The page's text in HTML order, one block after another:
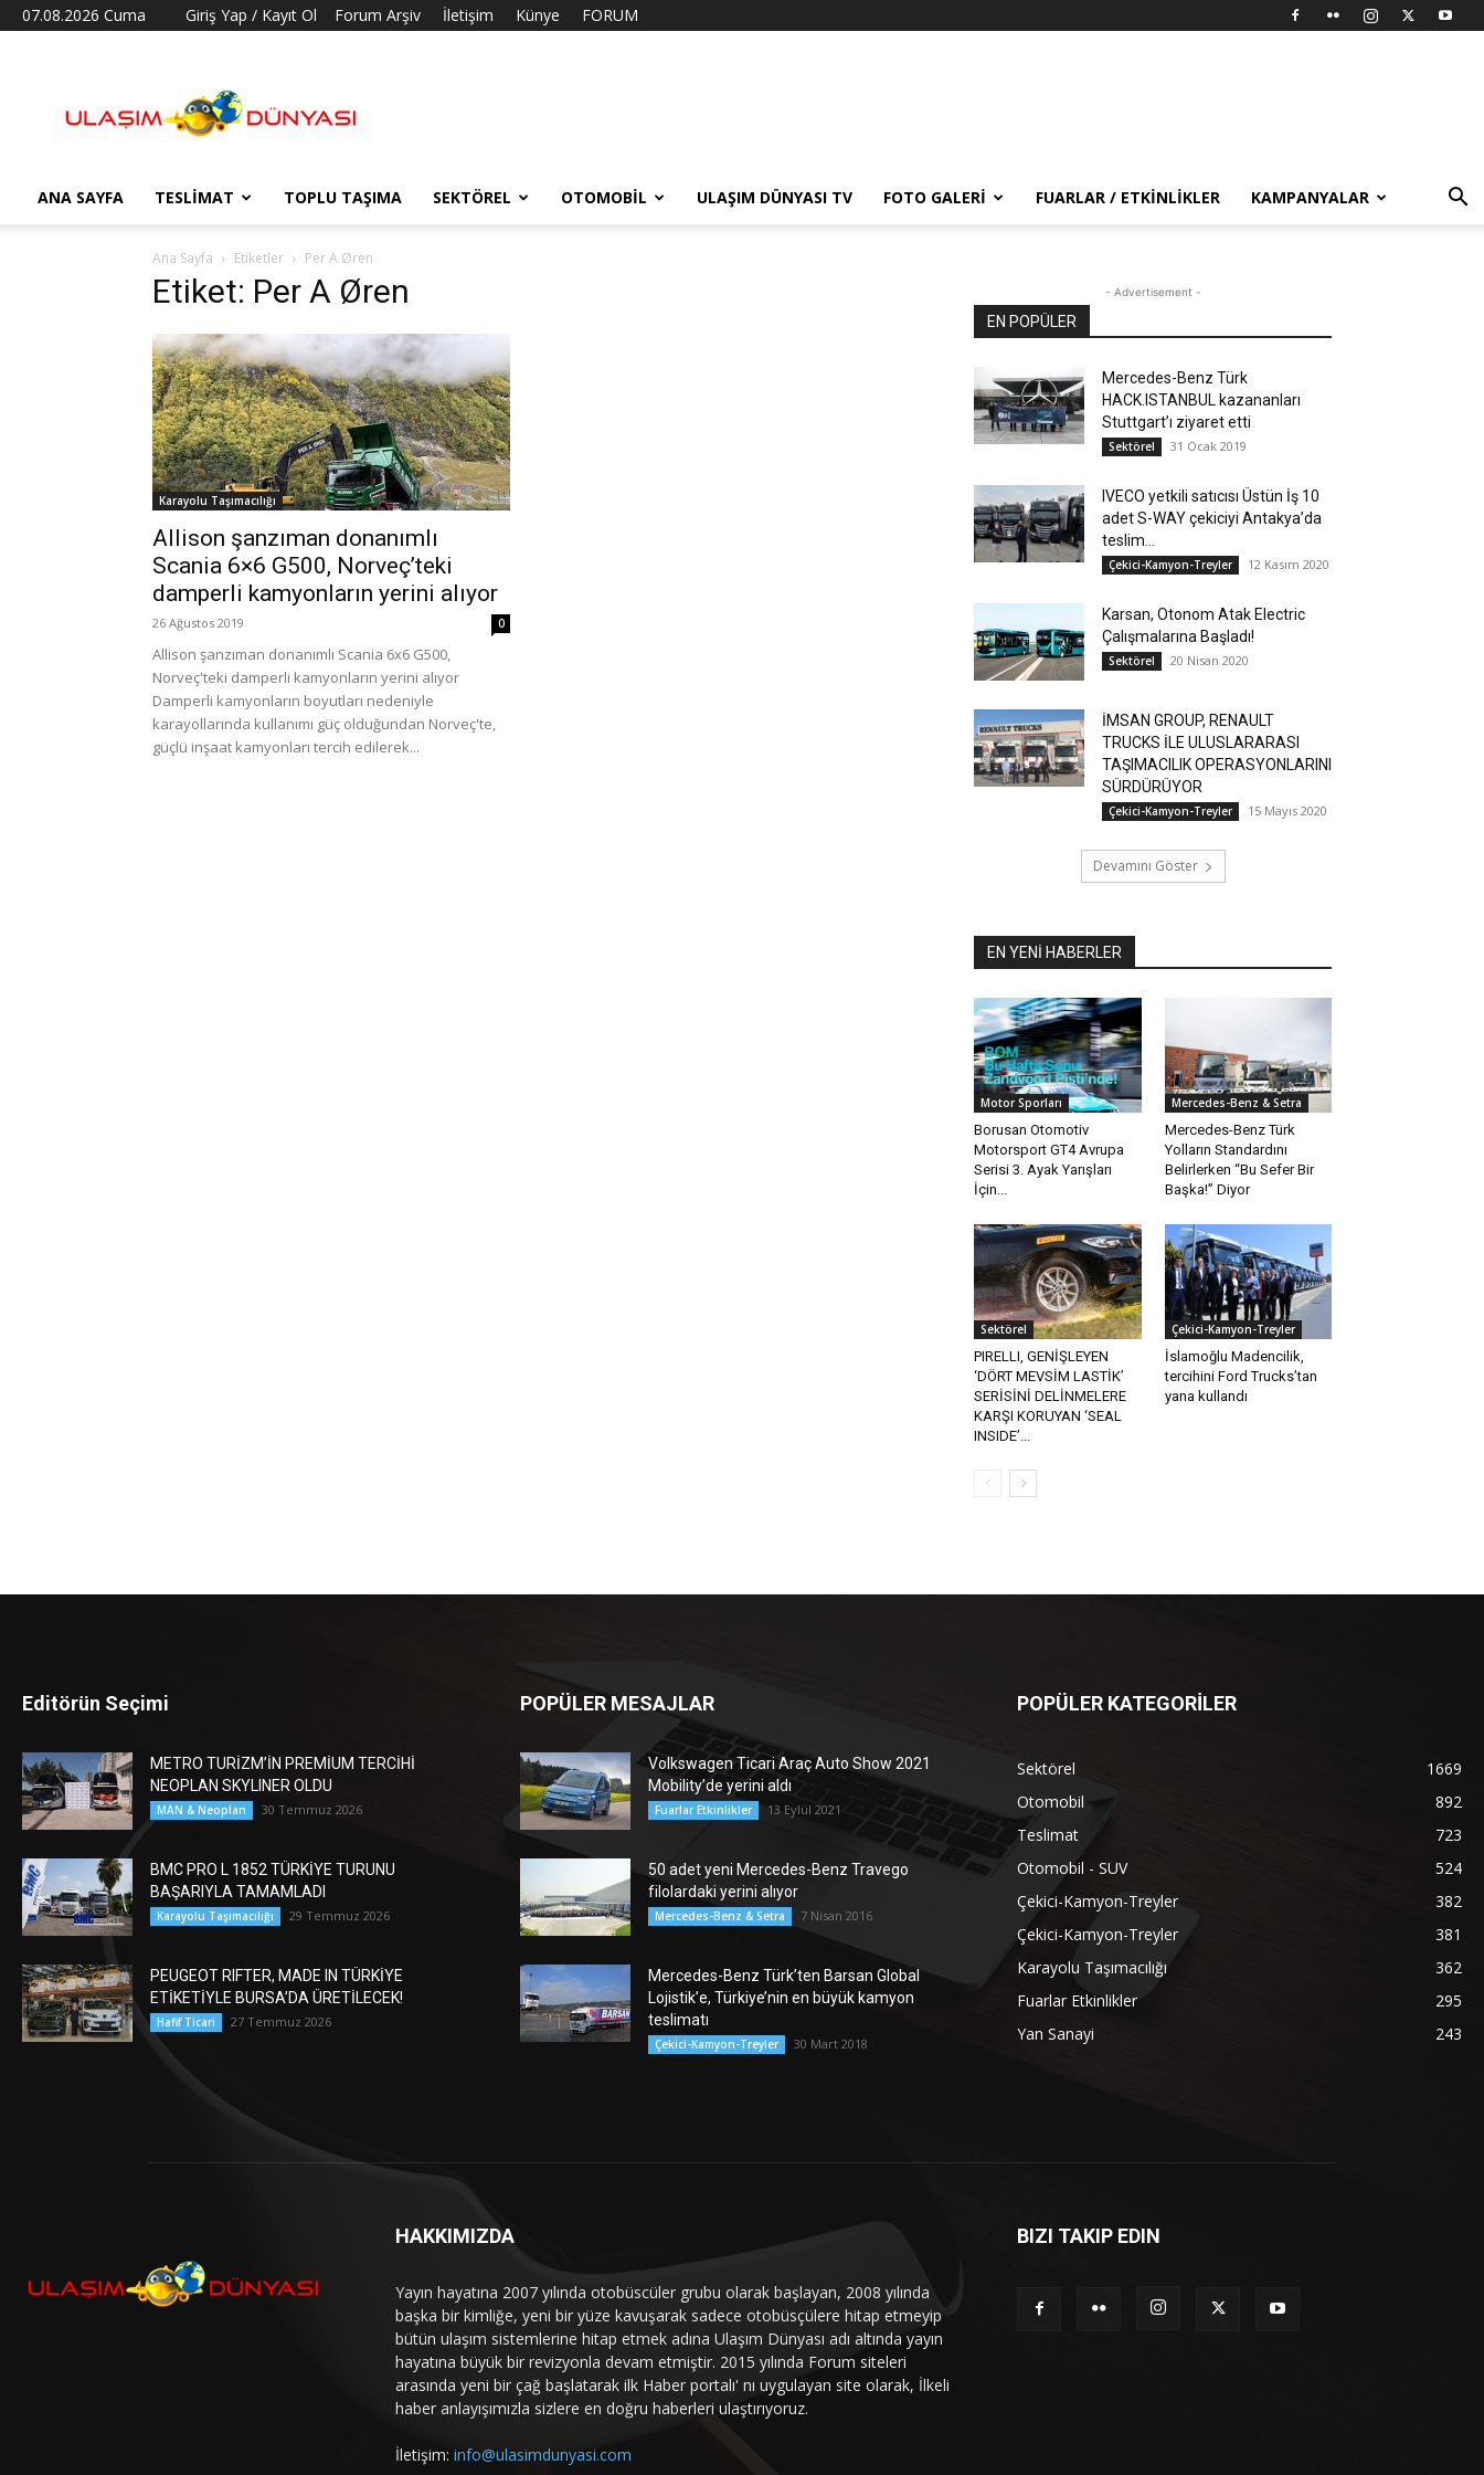
07.08.2026 Cuma Giriş Yap / Kayıt Ol Forum Arşiv İletişim Künye FORUM
Dünyası
ANA SAYFA TESLIMAT TOPLU TAŞIMA SEKTÖREL OTOMOBIL ULAŞIM DÜNYASI TV FOTO GALERI FUARLAR / ETKINLIKLER KAMPANYALAR
Ana Sayfa Etiketler Per A Øren
Etiket: Per A Øren
Karayolu Taşımacılığı
Allison şanzıman donanımlı
Scania 6×6 G500, Norveç’teki
damperli kamyonların yerini alıyor
26 Ağustos 2019 0
Allison şanzıman donanımlı Scania 6x6 G500,
Norveç'teki damperli kamyonların yerini alıyor
Damperli kamyonların boyutları nedeniyle
karayollarında kullanımı güç olduğundan Norveç'te,
güçlü inşaat kamyonları tercih edilerek...
- Advertisement -
EN POPÜLER
Mercedes-Benz Türk
HACK.ISTANBUL kazananları
Stuttgart’ı ziyaret etti
Sektörel 31 Ocak 2019
IVECO yetkili satıcısı Üstün İş 10
adet S-WAY çekiciyi Antakya’da
teslim...
Çekici-Kamyon-Treyler 12 Kasım 2020
Karsan, Otonom Atak Electric
Çalışmalarına Başladı!
Sektörel 20 Nisan 2020
İMSAN GROUP, RENAULT
TRUCKS İLE ULUSLARARASI
TAŞIMACILIK OPERASYONLARINI
SÜRDÜRÜYOR
Çekici-Kamyon-Treyler 15 Mayıs 2020
Devamını Göster
EN YENİ HABERLER
Motor Sporları
Borusan Otomotiv
Motorsport GT4 Avrupa
Serisi 3. Ayak Yarışları
İçin...
Mercedes-Benz & Setra
Mercedes-Benz Türk
Yolların Standardını
Belirlerken “Bu Sefer Bir
Başka!” Diyor
Sektörel
PIRELLI, GENİŞLEYEN
‘DÖRT MEVSİM LASTİK’
SERİSİNİ DELİNMELERE
KARŞI KORUYAN ‘SEAL
INSIDE’...
Çekici-Kamyon-Treyler
İslamoğlu Madencilik,
tercihini Ford Trucks’tan
yana kullandı
Editörün Seçimi
METRO TURİZM’İN PREMİUM TERCİHİ
NEOPLAN SKYLINER OLDU
MAN & Neoplan 30 Temmuz 2026
BMC PRO L 1852 TÜRKİYE TURUNU
BAŞARIYLA TAMAMLADI
Karayolu Taşımacılığı 29 Temmuz 2026
PEUGEOT RIFTER, MADE IN TÜRKİYE
ETİKETİYLE BURSA’DA ÜRETİLECEK!
Hafif Ticari 27 Temmuz 2026
POPÜLER MESAJLAR
Volkswagen Ticari Araç Auto Show 2021
Mobility’de yerini aldı
Fuarlar Etkinlikler 13 Eylül 2021
50 adet yeni Mercedes-Benz Travego
filolardaki yerini alıyor
Mercedes-Benz & Setra 7 Nisan 2016
Mercedes-Benz Türk’ten Barsan Global
Lojistik’e, Türkiye’nin en büyük kamyon
teslimatı
Çekici-Kamyon-Treyler 30 Mart 2018
POPÜLER KATEGORİLER
Sektörel
1669
Otomobil
892
Teslimat
723
Otomobil - SUV
524
Çekici-Kamyon-Treyler
382
Çekici-Kamyon-Treyler
381
Karayolu Taşımacılığı
362
Fuarlar Etkinlikler
295
Yan Sanayi
243
HAKKIMIZDA
Yayın hayatına 2007 yılında otobüscüler grubu olarak başlayan, 2008 yılında
başka bir kimliğe, yeni bir yüze kavuşarak sadece otobüsçülere hitap etmeyip
bütün ulaşım sistemlerine hitap etmek adına Ulaşım Dünyası adı altında yayın
hayatına büyük bir revizyonla devam etmiştir. 2015 yılında Forum siteleri
arasında yeni bir çağ başlatarak ilk Haber portalı' nı uygulayan site olarak, İlkeli
haber anlayışımızla sizlere en doğru haberleri ulaştırıyoruz.
İletişim: info@ulasimdunyasi.com
BIZI TAKIP EDIN